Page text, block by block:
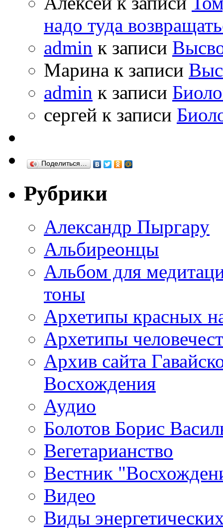
надо туда
admin к записи
Марина к записи
admin к записи
сергей к записи
Поделиться…
Рубрики
Александр Пыргару
Альбиреонцы
Альбом для
тоны
Архетипы красных
Архетипы
Архив сайта
Восхождения
Аудио
Болотов Борис
Вегетарианство
Вестник
Видео
Виды